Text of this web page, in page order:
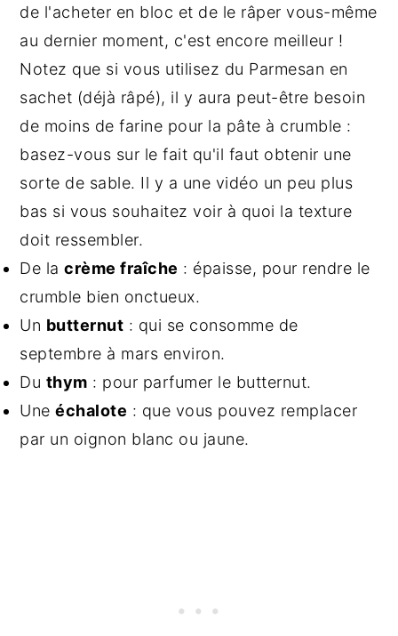
de l'acheter en bloc et de le râper vous-même
au dernier moment, c'est encore meilleur !
Notez que si vous utilisez du Parmesan en
sachet (déjà râpé), il y aura peut-être besoin
de moins de farine pour la pâte à crumble :
basez-vous sur le fait qu'il faut obtenir une
sorte de sable. Il y a une vidéo un peu plus
bas si vous souhaitez voir à quoi la texture
doit ressembler.
De lacrème fraîche : épaisse, pour rendre le
crumble bien onctueux.
Un butternut : qui se consomme de
septembre à mars environ.
Du thym : pour parfumer le butternut.
Uneéchalote : que vous pouvez remplacer
par un oignon blanc ou jaune.